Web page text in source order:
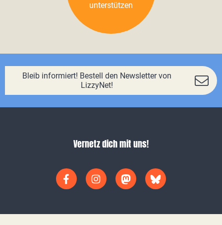
unterstützen
Bleib informiert! Bestell den Newsletter von
LizzyNet!
Vernetz dich mit uns!